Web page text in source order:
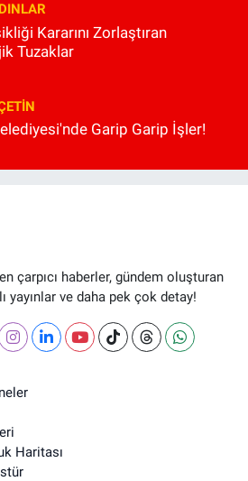
Kararını Zorlaştıran
Tuzaklar
Garip Garip İşler!
çarpıcı haberler, gündem oluşturan
yayınlar ve daha pek çok detay!
Haritası